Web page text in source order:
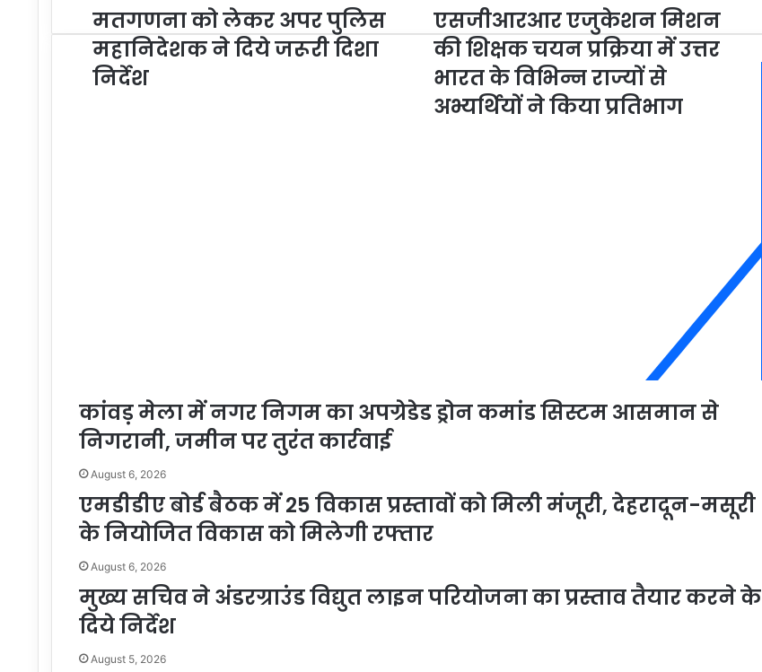
मतगणना को लेकर अपर पुलिस
महानिदेशक ने दिये जरूरी दिशा
निर्देश
एसजीआरआर एजुकेशन मिशन
की शिक्षक चयन प्रक्रिया में उत्तर
भारत के विभिन्न राज्यों से
अभ्यर्थियों ने किया प्रतिभाग
कांवड़ मेला में नगर निगम का अपग्रेडेड ड्रोन कमांड सिस्टम आसमान से
निगरानी, जमीन पर तुरंत कार्रवाई
August 6, 2026
एमडीडीए बोर्ड बैठक में 25 विकास प्रस्तावों को मिली मंजूरी, देहरादून-मसूरी
के नियोजित विकास को मिलेगी रफ्तार
August 6, 2026
मुख्य सचिव ने अंडरग्राउंड विद्युत लाइन परियोजना का प्रस्ताव तैयार करने के
दिये निर्देश
August 5, 2026